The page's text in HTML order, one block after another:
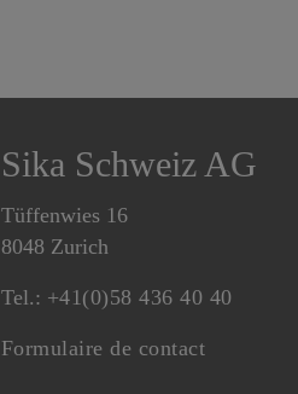
Sika Schweiz AG
Tüffenwies 16
8048 Zurich
Tel.: +41(0)58 436 40 40
Formulaire de contact